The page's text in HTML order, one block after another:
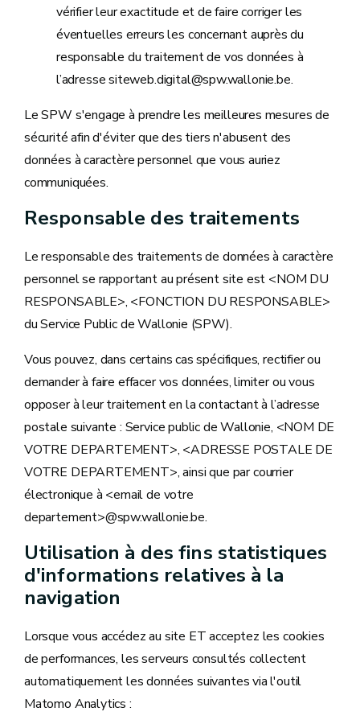
vérifier leur exactitude et de faire corriger les
éventuelles erreurs les concernant auprès du
responsable du traitement de vos données à
l’adresse siteweb.digital@spw.wallonie.be.
Le SPW s'engage à prendre les meilleures mesures de
sécurité afin d'éviter que des tiers n'abusent des
données à caractère personnel que vous auriez
communiquées.
Responsable des traitements
Le responsable des traitements de données à caractère
personnel se rapportant au présent site est <NOM DU
RESPONSABLE>, <FONCTION DU RESPONSABLE>
du Service Public de Wallonie (SPW).
Vous pouvez, dans certains cas spécifiques, rectifier ou
demander à faire effacer vos données, limiter ou vous
opposer à leur traitement en la contactant à l’adresse
postale suivante : Service public de Wallonie, <NOM DE
VOTRE DEPARTEMENT>, <ADRESSE POSTALE DE
VOTRE DEPARTEMENT>, ainsi que par courrier
électronique à <email de votre
departement>@spw.wallonie.be.
Utilisation à des fins statistiques
d'informations relatives à la
navigation
Lorsque vous accédez au site ET acceptez les cookies
de performances, les serveurs consultés collectent
automatiquement les données suivantes via l'outil
Matomo Analytics :